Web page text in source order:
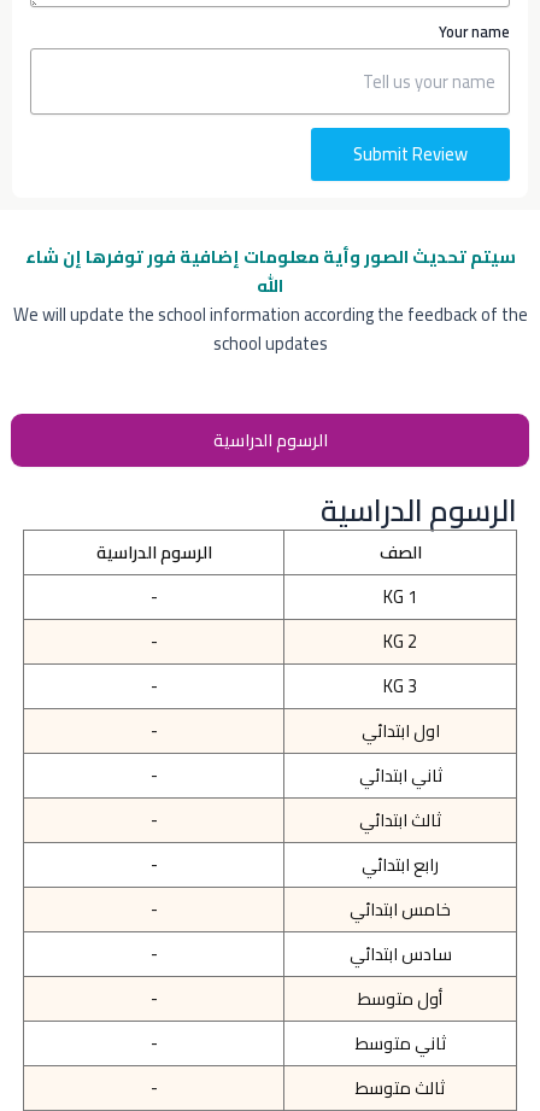
سيتم تحديث الصور وأية معلومات إضافيةفور توفرها إن شاء
الله
We will update the school information according the feedback of the
school updates
الرسوم الدراسية
الرسوم الدراسية
الصف
الرسوم الدراسية
KG 1
-
KG 2
-
KG 3
-
اول ابتدائي
-
ثاني ابتدائي
-
ثالث ابتدائي
-
رابع ابتدائي
-
خامس ابتدائي
-
سادس ابتدائي
-
أول متوسط
-
ثاني متوسط
-
ثالث متوسط
-
Your name
Submit Review